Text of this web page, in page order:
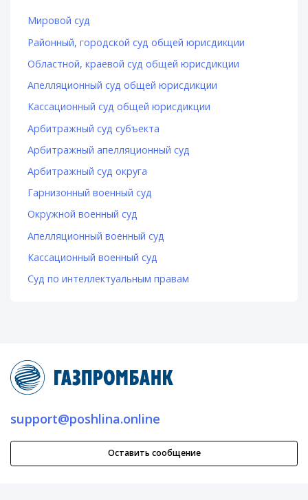
Мировой суд
Районный, городской суд общей юрисдикции
Областной, краевой суд общей юрисдикции
Апелляционный суд общей юрисдикции
Кассационный суд общей юрисдикции
Арбитражный суд субъекта
Арбитражный апелляционный суд
Арбитражный суд округа
Гарнизонный военный суд
Окружной военный суд
Апелляционный военный суд
Кассационный военный суд
Суд по интеллектуальным правам
support@poshlina.online
Оставить сообщение